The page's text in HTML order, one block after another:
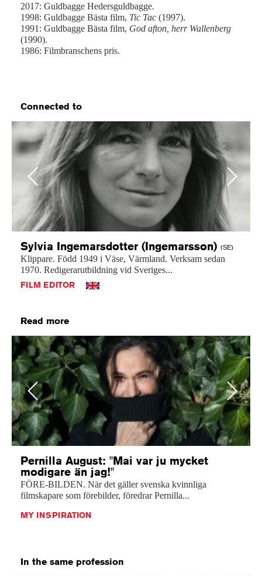
2017: Guldbagge Hedersguldbagge.
1998: Guldbagge Bästa film, Tic Tac (1997).
1991: Guldbagge Bästa film, God afton, herr Wallenberg
(1990).
1986: Filmbranschens pris.
Connected to
Previous
Sylvia Ingemarsdotter (Ingemarsson) (SE)
Klippare. Född 1949 i Väse, Värmland. Verksam sedan
1970. Redigerarutbildning vid Sveriges...
FILM EDITOR
Next
Read more
Previous
Pernilla August: "Mai var ju mycket
modigare än jag!"
FÖRE-BILDEN. När det gäller svenska kvinnliga
filmskapare som förebilder, föredrar Pernilla...
MY INSPIRATION
Next
In the same profession